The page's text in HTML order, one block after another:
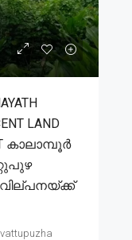
LAND
കാലാമ്പൂർ